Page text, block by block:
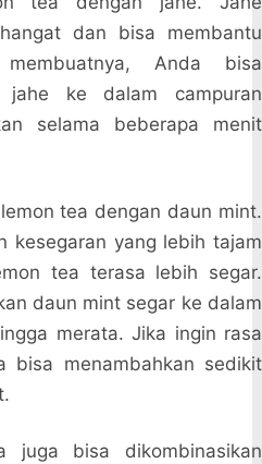
dan bisa membantu
Anda bisa
jahe ke dalam campuran
selama beberapa menit
tea dengan daun mint.
kesegaran yang lebih tajam
tea terasa lebih segar.
daun mint segar ke dalam
merata. Jika ingin rasa
bisa menambahkan sedikit
juga bisa dikombinasikan